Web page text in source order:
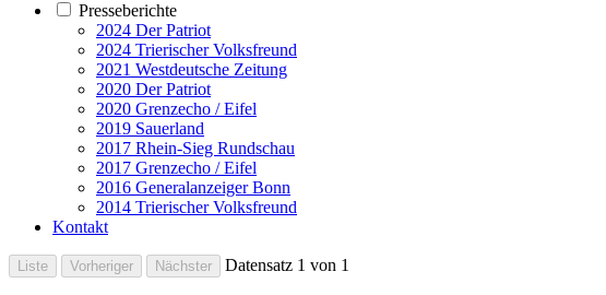
Presseberichte
2024 Der Patriot
2024 Trierischer Volksfreund
2021 Westdeutsche Zeitung
2020 Der Patriot
2020 Grenzecho / Eifel
2019 Sauerland
2017 Rhein-Sieg Rundschau
2017 Grenzecho / Eifel
2016 Generalanzeiger Bonn
2014 Trierischer Volksfreund
Kontakt
Datensatz 1 von 1